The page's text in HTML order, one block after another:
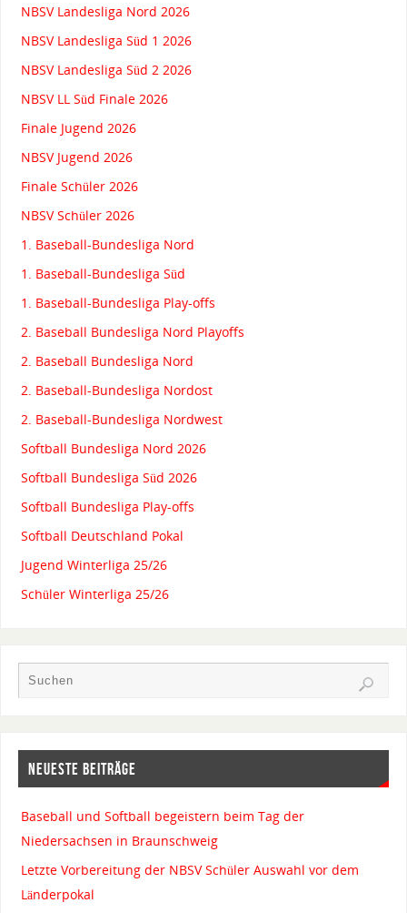
NBSV Landesliga Nord 2026
NBSV Landesliga Süd 1 2026
NBSV Landesliga Süd 2 2026
NBSV LL Süd Finale 2026
Finale Jugend 2026
NBSV Jugend 2026
Finale Schüler 2026
NBSV Schüler 2026
1. Baseball-Bundesliga Nord
1. Baseball-Bundesliga Süd
1. Baseball-Bundesliga Play-offs
2. Baseball Bundesliga Nord Playoffs
2. Baseball Bundesliga Nord
2. Baseball-Bundesliga Nordost
2. Baseball-Bundesliga Nordwest
Softball Bundesliga Nord 2026
Softball Bundesliga Süd 2026
Softball Bundesliga Play-offs
Softball Deutschland Pokal
Jugend Winterliga 25/26
Schüler Winterliga 25/26
NEUESTE BEITRÄGE
Baseball und Softball begeistern beim Tag der
Niedersachsen in Braunschweig
Letzte Vorbereitung der NBSV Schüler Auswahl vor dem
Länderpokal